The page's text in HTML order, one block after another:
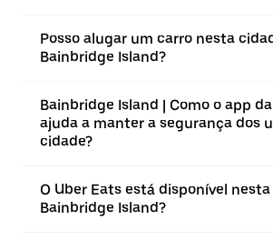
Posso alugar um carro nesta
Bainbridge Island?
Bainbridge Island | Como o app
ajuda a manter a segurança dos
cidade?
O Uber Eats está disponível
Bainbridge Island?